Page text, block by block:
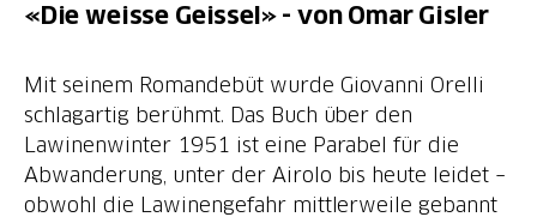
«Die weisse Geissel» - von Omar Gisler
Mit seinem Romandebüt wurde Giovanni Orelli
schlagartig berühmt. Das Buch über den
Lawinenwinter 1951 ist eine Parabel für die
Abwanderung, unter der Airolo bis heute leidet –
obwohl die Lawinengefahr mittlerweile gebannt